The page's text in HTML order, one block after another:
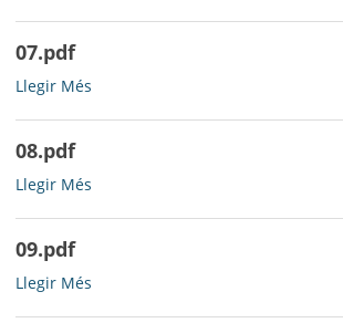
07.pdf
07.pdf
Llegir Més
08.pdf
08.pdf
Llegir Més
09.pdf
09.pdf
Llegir Més